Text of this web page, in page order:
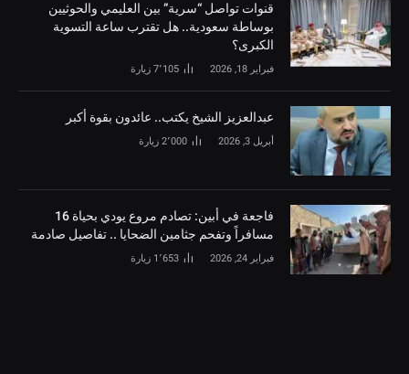
قنوات تواصل “سرية” بين العليمي والحوثيين
بوساطة سعودية.. هل تقترب ساعة التسوية
الكبرى؟
فبراير 18, 2026 7٬105 زيارة
‏عبدالعزيز الشيخ يكتب.. عائدون بقوة أكبر
أبريل 3, 2026 2٬000 زيارة
فاجعة في أبين: تصادم مروع يودي بحياة 16
مسافراً وتفحم جثامين الضحايا .. تفاصيل صادمة
فبراير 24, 2026 1٬653 زيارة